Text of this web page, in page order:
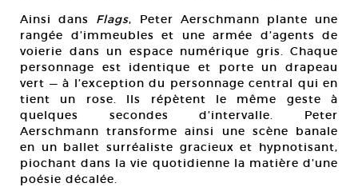
Ainsi dans Flags, Peter Aerschmann plante une
rangée d’immeubles et une armée d’agents de
voierie dans un espace numérique gris. Chaque
personnage est identique et porte un drapeau
vert — à l’exception du personnage central qui en
tient un rose. Ils répètent le même geste à
quelques secondes d’intervalle. Peter
Aerschmann transforme ainsi une scène banale
en un ballet surréaliste gracieux et hypnotisant,
piochant dans la vie quotidienne la matière d’une
poésie décalée.